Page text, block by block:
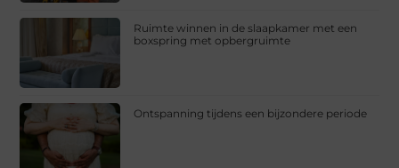
Ruimte winnen in de slaapkamer met een
boxspring met opbergruimte
Ontspanning tijdens een bijzondere periode